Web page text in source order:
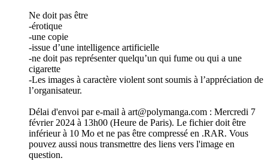
Ne doit pas être
-érotique
-une copie
-issue d’une intelligence artificielle
-ne doit pas représenter quelqu’un qui fume ou qui a une
cigarette
-Les images à caractère violent sont soumis à l’appréciation de
l’organisateur.
Délai d'envoi par e-mail à art@polymanga.com : Mercredi 7
février 2024 à 13h00 (Heure de Paris). Le fichier doit être
inférieur à 10 Mo et ne pas être compressé en .RAR. Vous
pouvez aussi nous transmettre des liens vers l'image en
question.